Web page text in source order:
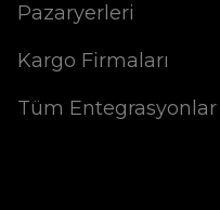
Pazaryerleri
Kargo Firmaları
Tüm Entegrasyonlar